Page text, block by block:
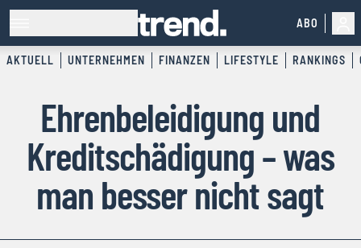
ABO
AKTUELL UNTERNEHMEN FINANZEN LIFESTYLE RANKINGS
Ehrenbeleidigung und
Kreditschädigung – was
man besser nicht sagt